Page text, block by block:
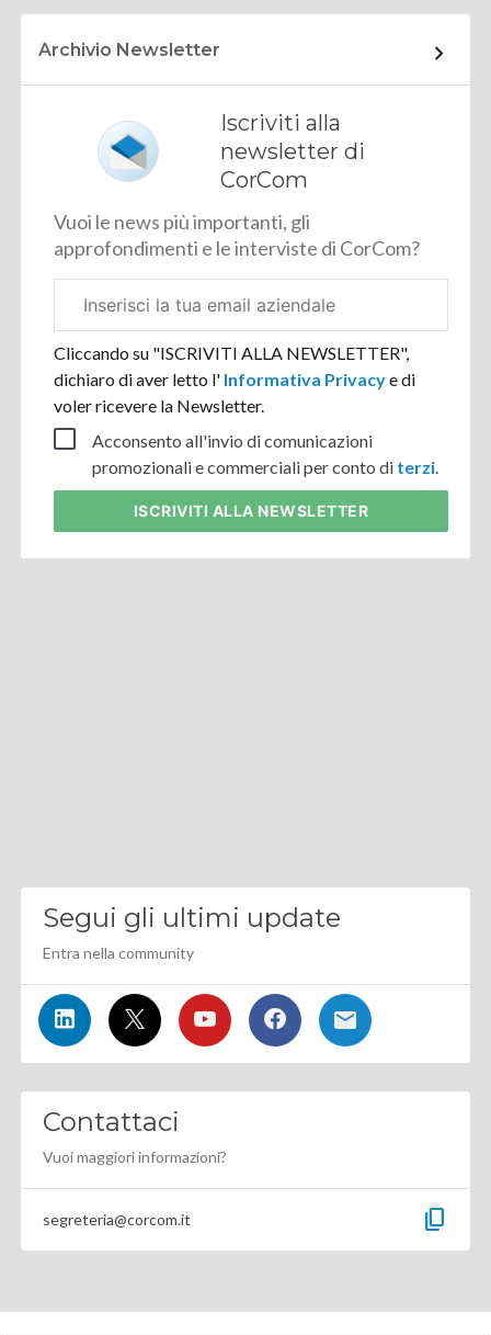
Archivio Newsletter
Iscriviti alla
newsletter di
CorCom
Vuoi le news più importanti, gli
approfondimenti e le interviste di CorCom?
aziendale
Cliccando su "ISCRIVITI ALLA NEWSLETTER",
dichiaro di aver letto l' Informativa Privacye di
voler ricevere la Newsletter.
Acconsento all'invio di comunicazioni
promozionali e commerciali per conto di terzi.
ISCRIVITI ALLA NEWSLETTER
Segui gli ultimi update
Entra nella community
Contattaci
Vuoi maggiori informazioni?
segreteria@corcom.it content_copy